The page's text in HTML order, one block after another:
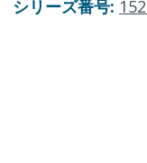
シリーズ番号: